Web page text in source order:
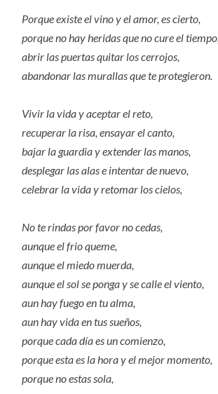
Porque existe el vino y el amor, es cierto,
porque no hay heridas que no cure el tiempo,
abrir las puertas quitar los cerrojos,
abandonar las murallas que te protegieron.
Vivir la vida y aceptar el reto,
recuperar la risa, ensayar el canto,
bajar la guardia y extender las manos,
desplegar las alas e intentar de nuevo,
celebrar la vida y retomar los cielos,
No te rindas por favor no cedas,
aunque el frio queme,
aunque el miedo muerda,
aunque el sol se ponga y se calle el viento,
aun hay fuego en tu alma,
aun hay vida en tus sueños,
porque cada día es un comienzo,
porque esta es la hora y el mejor momento,
porque no estas sola,